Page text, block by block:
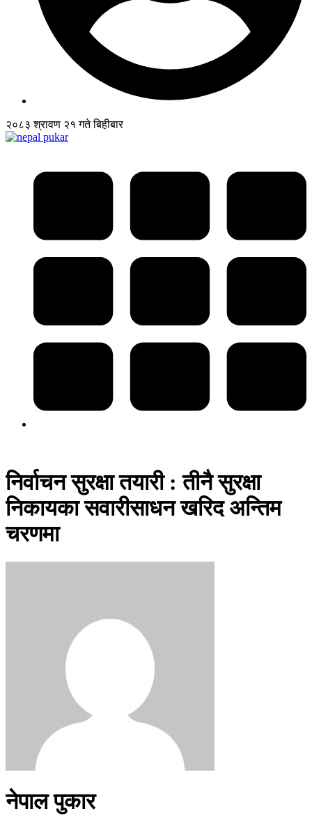
२०८३ श्रावण २१ गते बिहीबार
निर्वाचन सुरक्षा तयारी : तीनै सुरक्षा
निकायका सवारीसाधन खरिद अन्तिम
चरणमा
नेपाल पुकार